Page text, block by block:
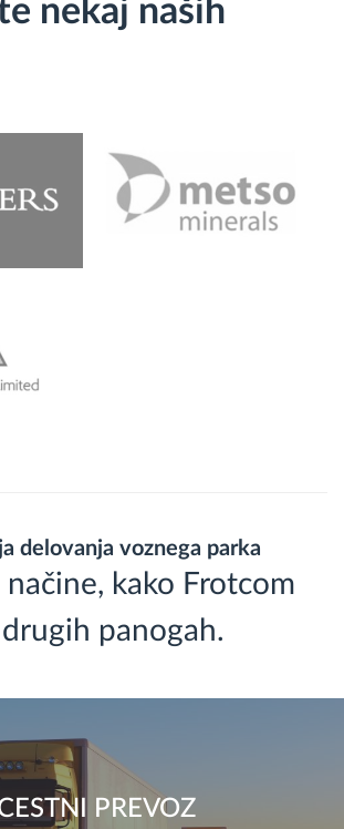
nekaj naših
delovanja voznega parka
kako Frotcom
panogah.
PREVOZ